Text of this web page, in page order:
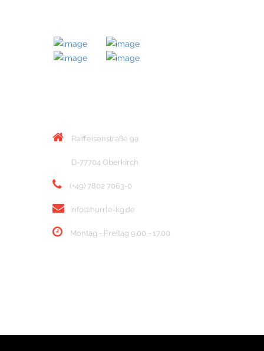
Raiffeisenstraße 9a
D-77704 Oberkirch
(+49) 7802 7063-0
info@hurrle-kg.de
Montag - Freitag 9.00 - 17.00